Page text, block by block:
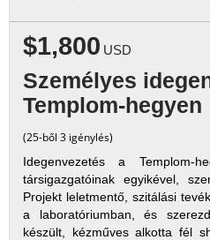
$1,800 USD
Személyes
Templom-hegyen
(25-ből 3 igénylés)
Idegenvezetés a Templom-
társigazgatóinak egyikével,
Projekt leletmentő, szitálási
a laboratóriumban, és
készült, kézműves alkotta fél